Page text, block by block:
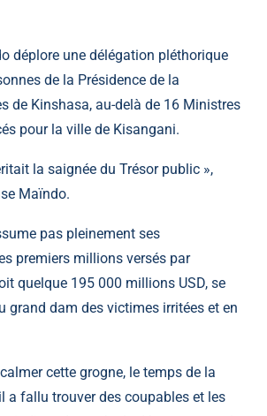
déplore une délégation pléthorique
de la Présidence de la
de Kinshasa, au-delà de 16 Ministres
pour la ville de Kisangani.
la saignée du Trésor public »,
Maïndo.
pas pleinement ses
premiers millions versés par
quelque 195 000 millions USD, se
grand dam des victimes irritées et en
cette grogne, le temps de la
a fallu trouver des coupables et les